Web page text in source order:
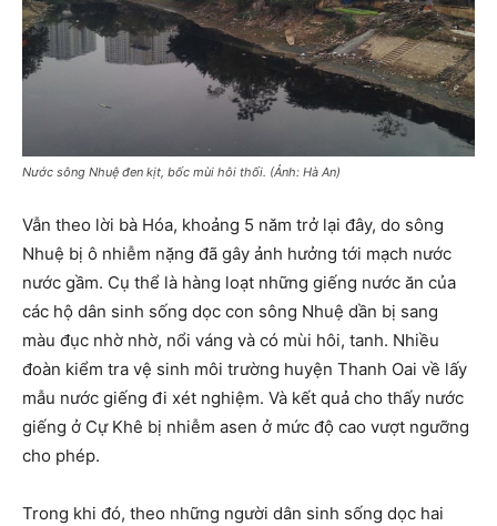
Nước sông Nhuệ đen kịt, bốc mùi hôi thối. (Ảnh: Hà An)
Vẫn theo lời bà Hóa, khoảng 5 năm trở lại đây, do sông
Nhuệ bị ô nhiễm nặng đã gây ảnh hưởng tới mạch nước
nước gầm. Cụ thể là hàng loạt những giếng nước ăn của
các hộ dân sinh sống dọc con sông Nhuệ dần bị sang
màu đục nhờ nhờ, nổi váng và có mùi hôi, tanh. Nhiều
đoàn kiểm tra vệ sinh môi trường huyện Thanh Oai về lấy
mẫu nước giếng đi xét nghiệm. Và kết quả cho thấy nước
giếng ở Cự Khê bị nhiễm asen ở mức độ cao vượt ngưỡng
cho phép.
Trong khi đó, theo những người dân sinh sống dọc hai